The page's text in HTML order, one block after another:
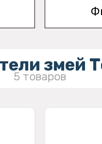
змей
5 товаров